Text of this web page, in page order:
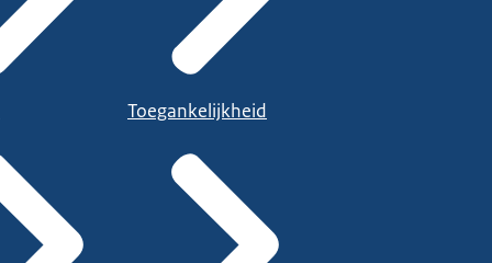
Toegankelijkheid